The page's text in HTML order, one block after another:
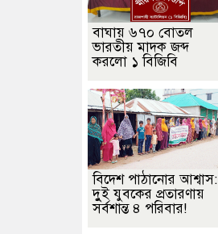
বাঘায় ৬৭০ বোতল
ভারতীয় মাদক জব্দ
করলো ১ বিজিবি
বিদেশ পাঠানোর আশ্বাস:
দুুই যুবকের প্রতারণায়
সর্বশান্ত ৪ পরিবার!